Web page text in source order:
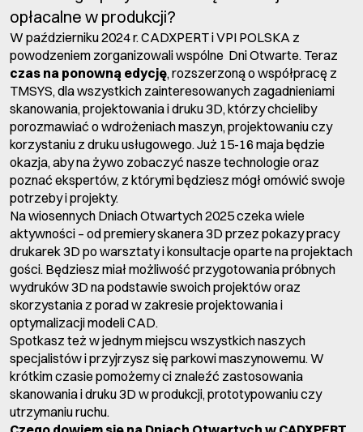
opłacalne w produkcji?
W październiku 2024 r. CADXPERT i VPI POLSKA z
powodzeniem zorganizowali wspólne Dni Otwarte. Teraz
czas na ponowną edycję, rozszerzoną o współpracę z
TMSYS, dla wszystkich zainteresowanych zagadnieniami
skanowania, projektowania i druku 3D, którzy chcieliby
porozmawiać o wdrożeniach maszyn, projektowaniu czy
korzystaniu z druku usługowego. Już 15-16 maja będzie
okazja, aby na żywo zobaczyć nasze technologie oraz
poznać ekspertów, z którymi będziesz mógł omówić swoje
potrzeby i projekty.
Na wiosennych Dniach Otwartych 2025 czeka wiele
aktywności – od premiery skanera 3D przez pokazy pracy
drukarek 3D po warsztaty i konsultacje oparte na projektach
gości. Będziesz miał możliwość przygotowania próbnych
wydruków 3D na podstawie swoich projektów oraz
skorzystania z porad w zakresie projektowania i
optymalizacji modeli CAD.
Spotkasz też w jednym miejscu wszystkich naszych
specjalistów i przyjrzysz się parkowi maszynowemu. W
krótkim czasie pomożemy ci znaleźć zastosowania
skanowania i druku 3D w produkcji, prototypowaniu czy
utrzymaniu ruchu.